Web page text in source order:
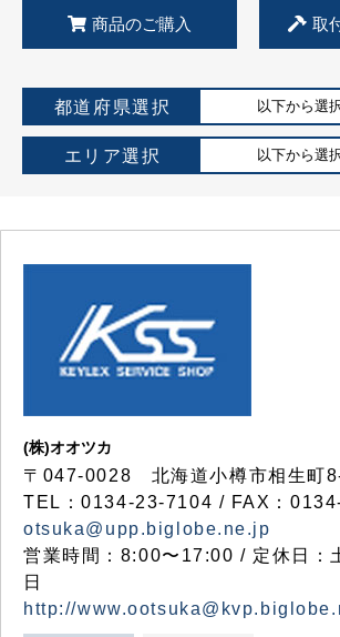
商品のご購入 取
都道府県選択 以下から選
エリア選択 以下から選
(株)オオツカ
〒047-0028 北海道小樽市相生町
TEL：0134-23-7104 / FAX：
otsuka@upp.biglobe.ne.jp
営業時間：8:00〜17:00 / 定休日：
日
http://